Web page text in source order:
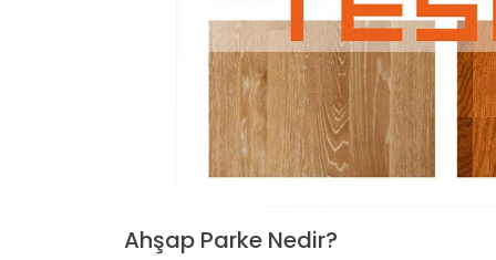
Ahşap Parke Nedir?